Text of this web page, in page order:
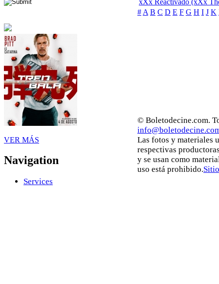
VER MÁS
Navigation
Services
xXx Reactivado (xXx
# A B C D E F G H I J K
© Boletodecine.com.
Las fotos y materiales
respectivas
y se usan como
uso está prohibido.